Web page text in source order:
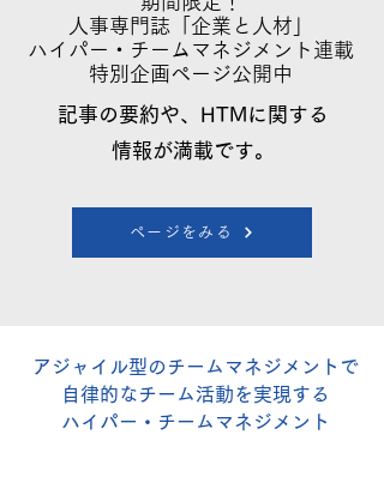
人事専門誌「企業と人材」
ハイパー・チームマネジメント連載
特別企画ページ公開中
記事の要約や、HTMに関する
情報が満載です。
ページをみる
アジャイル型のチームマネジメントで
自律的なチーム活動を実現する
ハイパー・チームマネジメント